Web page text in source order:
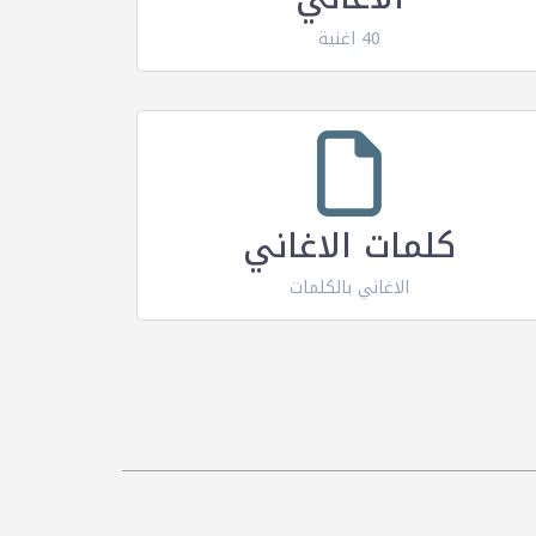
40 اغنية
كلمات الاغاني
الاغاني بالكلمات